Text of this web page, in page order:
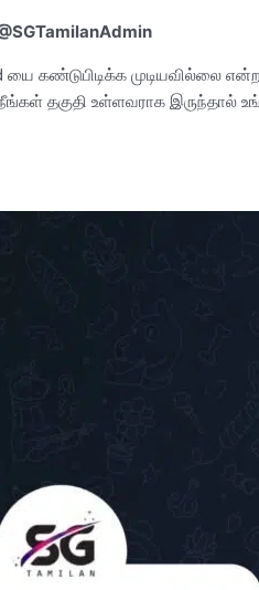
கண்டுபிடிக்க முடியவில்லை
தகுதி உள்ளவராக